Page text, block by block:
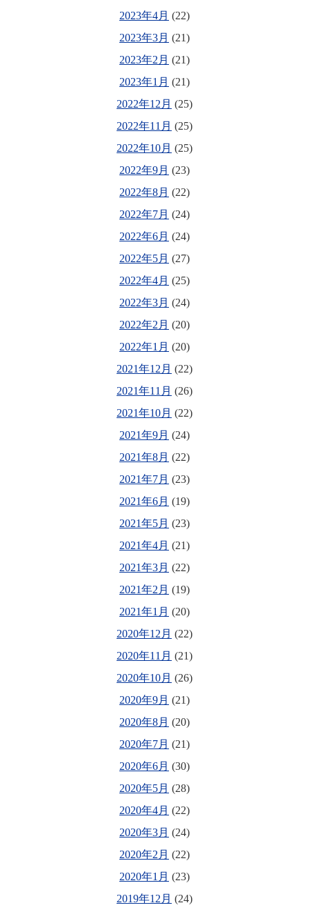
2023年4月 (22)
2023年3月 (21)
2023年2月 (21)
2023年1月 (21)
2022年12月 (25)
2022年11月 (25)
2022年10月 (25)
2022年9月 (23)
2022年8月 (22)
2022年7月 (24)
2022年6月 (24)
2022年5月 (27)
2022年4月 (25)
2022年3月 (24)
2022年2月 (20)
2022年1月 (20)
2021年12月 (22)
2021年11月 (26)
2021年10月 (22)
2021年9月 (24)
2021年8月 (22)
2021年7月 (23)
2021年6月 (19)
2021年5月 (23)
2021年4月 (21)
2021年3月 (22)
2021年2月 (19)
2021年1月 (20)
2020年12月 (22)
2020年11月 (21)
2020年10月 (26)
2020年9月 (21)
2020年8月 (20)
2020年7月 (21)
2020年6月 (30)
2020年5月 (28)
2020年4月 (22)
2020年3月 (24)
2020年2月 (22)
2020年1月 (23)
2019年12月 (24)